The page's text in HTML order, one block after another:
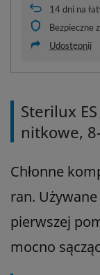
14dni na
Bezpieczne
Udostępnij
Sterilux
nitkowe,
Chłonne
ran.
pierwszej
mocno